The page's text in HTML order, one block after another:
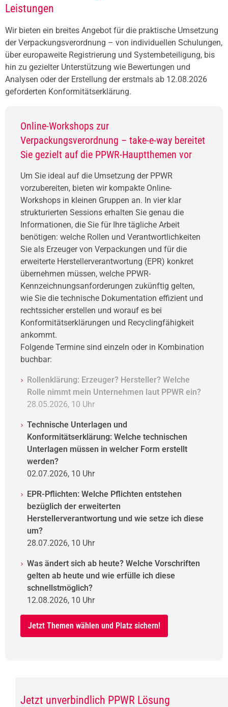
Leistungen
Wir bieten ein breites Angebot für die praktische Umsetzung
der Verpackungsverordnung – von individuellen Schulungen,
über europaweite Registrierung und Systembeteiligung, bis
hin zu gezielter Unterstützung wie Bewertungen und
Analysen oder der Erstellung der erstmals ab 12.08.2026
geforderten Konformitätserklärung.
Online-Workshops zur
Verpackungsverordnung – take-e-way bereitet
Sie gezielt auf die PPWR-Hauptthemen vor
Um Sie ideal auf die Umsetzung der PPWR
vorzubereiten, bieten wir kompakte Online-
Workshops in kleinen Gruppen an. In vier klar
strukturierten Sessions erhalten Sie genau die
Informationen, die Sie für Ihre tägliche Arbeit
benötigen: welche Rollen und Verantwortlichkeiten
Sie als Erzeuger von Verpackungen und für die
erweiterte Herstellerverantwortung (EPR) konkret
übernehmen müssen, welche PPWR-
Kennzeichnungsanforderungen zukünftig gelten,
wie Sie die technische Dokumentation effizient und
rechtssicher erstellen und worauf es bei
Konformitätserklärungen und Recyclingfähigkeit
ankommt.
Folgende Termine sind einzeln oder in Kombination
buchbar:
Rollenklärung: Erzeuger? Hersteller? Welche
Rolle nimmt mein Unternehmen laut PPWR ein?
28.05.2026, 10 Uhr
Technische Unterlagen und
Konformitätserklärung: Welche technischen
Unterlagen müssen in welcher Form erstellt
werden?
02.07.2026, 10 Uhr
EPR-Pflichten: Welche Pflichten entstehen
bezüglich der erweiterten
Herstellerverantwortung und wie setze ich diese
um?
28.07.2026, 10 Uhr
Was ändert sich ab heute? Welche Vorschriften
gelten ab heute und wie erfülle ich diese
schnellstmöglich?
12.08.2026, 10 Uhr
Jetzt Themen wählen und Platz sichern!
Jetzt unverbindlich PPWR Lösung